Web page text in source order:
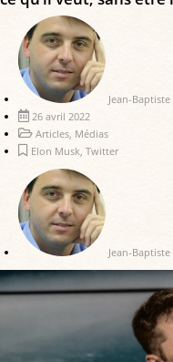
Jean-
26 avril 2022
Articles, Médias
Elon Musk, Twitter
Jean-